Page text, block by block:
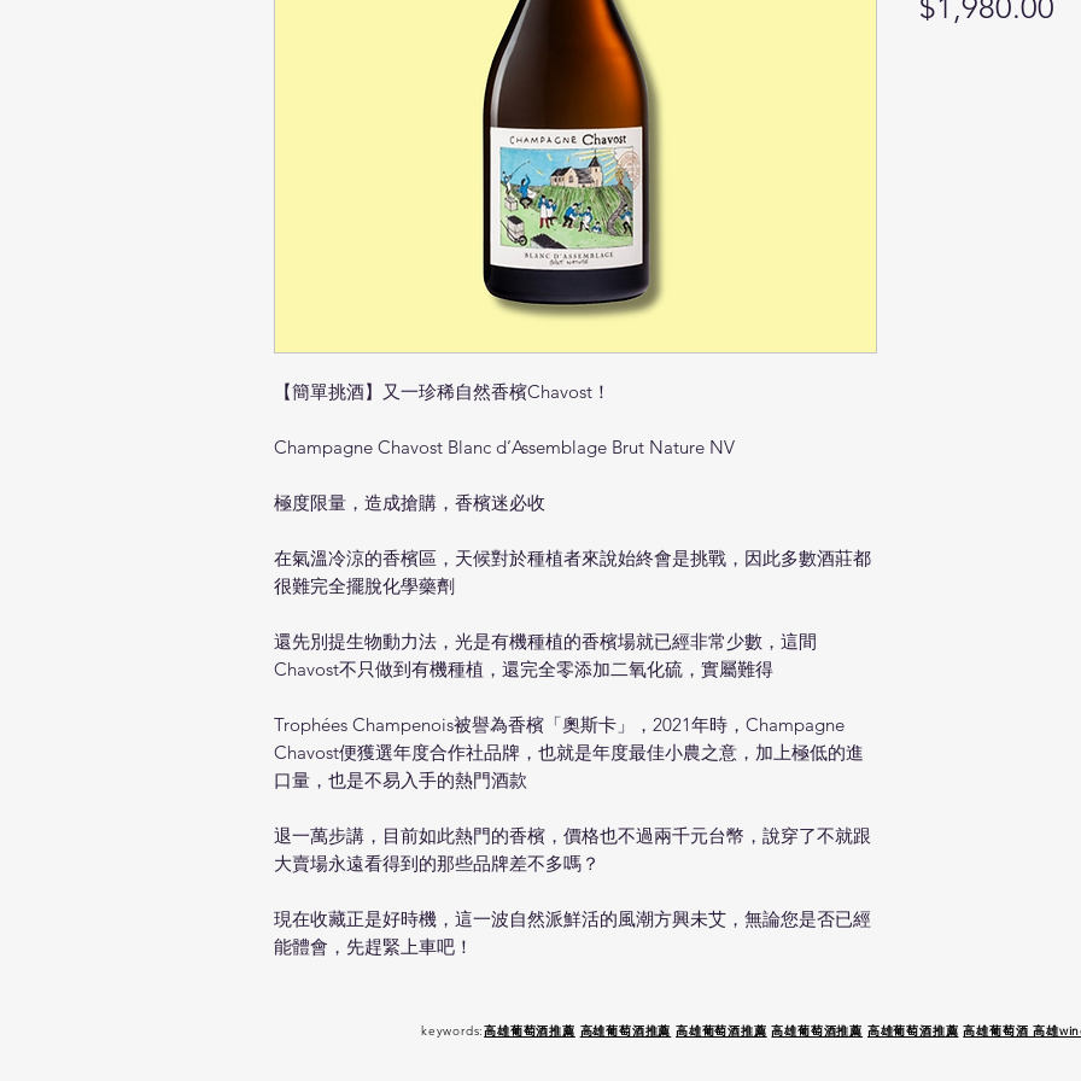
【簡單挑酒】又一珍稀自然香檳Chavost！
Champagne Chavost Blanc d’Assemblage Brut Nature NV
極度限量，造成搶購，香檳迷必收
在氣溫冷涼的香檳區，天候對於種植者來說始終會是挑戰，因此多數酒莊都
很難完全擺脫化學藥劑
還先別提生物動力法，光是有機種植的香檳場就已經非常少數，這間
Chavost不只做到有機種植，還完全零添加二氧化硫，實屬難得
Trophées Champenois被譽為香檳「奧斯卡」，2021年時，Champagne
Chavost便獲選年度合作社品牌，也就是年度最佳小農之意，加上極低的進
口量，也是不易入手的熱門酒款
退一萬步講，目前如此熱門的香檳，價格也不過兩千元台幣，說穿了不就跟
大賣場永遠看得到的那些品牌差不多嗎？
現在收藏正是好時機，這一波自然派鮮活的風潮方興未艾，無論您是否已經
能體會，先趕緊上車吧！
$1,980.00
keywords:高雄葡萄酒推薦 高雄葡萄酒推薦 高雄葡萄酒推薦 高雄葡萄酒推薦 高雄葡萄酒推薦 高雄葡萄酒 高雄